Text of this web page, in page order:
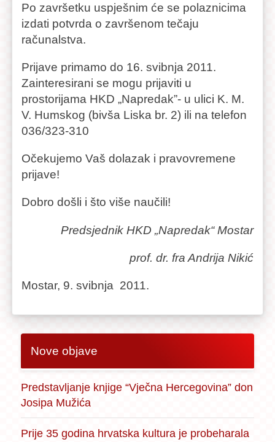
Po završetku uspješnim će se polaznicima
izdati potvrda o završenom tečaju
računalstva.
Prijave primamo do 16. svibnja 2011.
Zainteresirani se mogu prijaviti u
prostorijama HKD „Napredak”- u ulici K. M.
V. Humskog (bivša Liska br. 2) ili na telefon
036/323-310
Očekujemo Vaš dolazak i pravovremene
prijave!
Dobro došli i što više naučili!
Predsjednik HKD „Napredak“ Mostar
prof. dr. fra Andrija Nikić
Mostar, 9. svibnja 2011.
Nove objave
Predstavljanje knjige “Vječna Hercegovina” don
Josipa Mužića
Prije 35 godina hrvatska kultura je probeharala